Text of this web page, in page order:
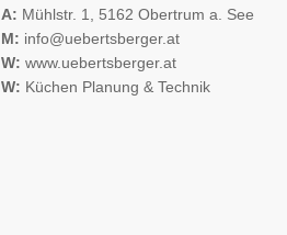
A: Mühlstr. 1, 5162 Obertrum a. See
M: info@uebertsberger.at
W: www.uebertsberger.at
W: Küchen Planung & Technik